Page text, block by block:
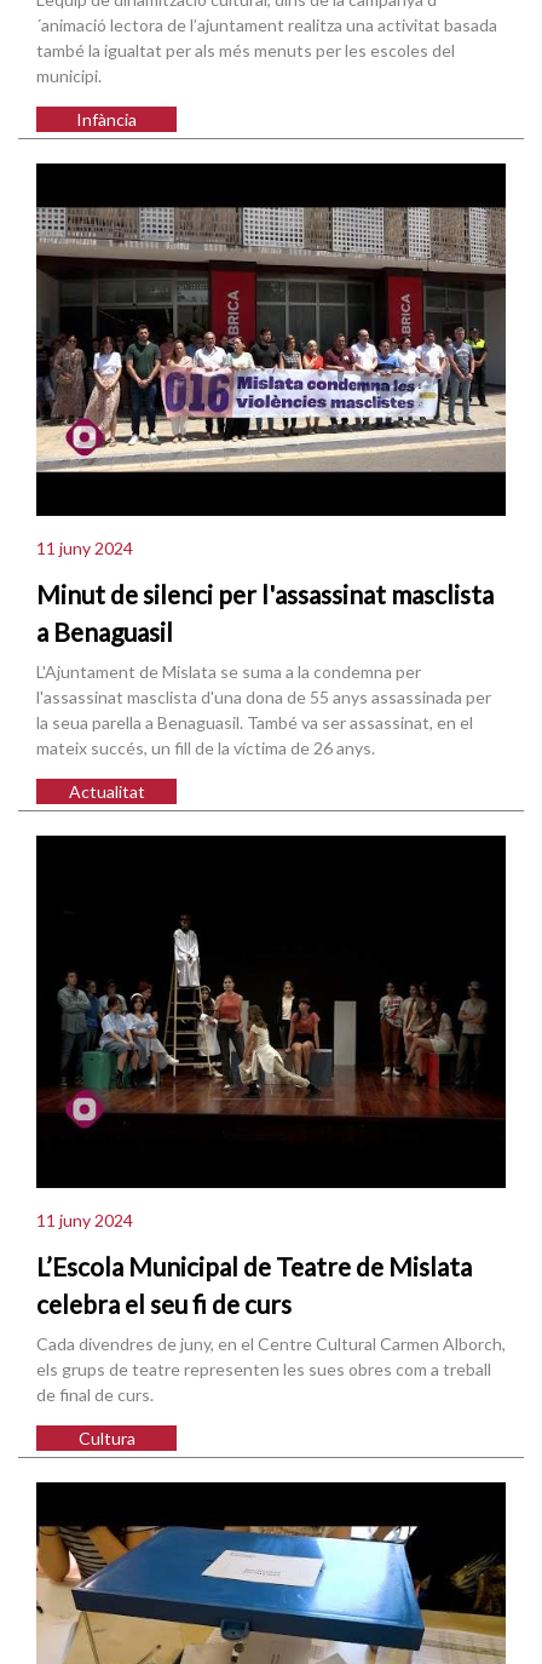
´animació lectora de l’ajuntament realitza una activitat basada
també la igualtat per als més menuts per les escoles del
municipi.
Infància
11 juny 2024
Minut de silenci per l'assassinat masclista
a Benaguasil
L'Ajuntament de Mislata se suma a la condemna per
l'assassinat masclista d'una dona de 55 anys assassinada per
la seua parella a Benaguasil. També va ser assassinat, en el
mateix succés, un fill de la víctima de 26 anys.
Actualitat
11 juny 2024
L’Escola Municipal de Teatre de Mislata
celebra el seu fi de curs
Cada divendres de juny, en el Centre Cultural Carmen Alborch,
els grups de teatre representen les sues obres com a treball
de final de curs.
Cultura